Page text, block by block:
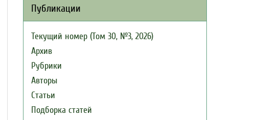
Публикации
Текущий номер (Том 30, №3, 2026)
Архив
Рубрики
Авторы
Статьи
Подборка статей